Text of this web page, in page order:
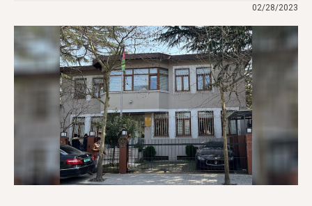
02/28/2023